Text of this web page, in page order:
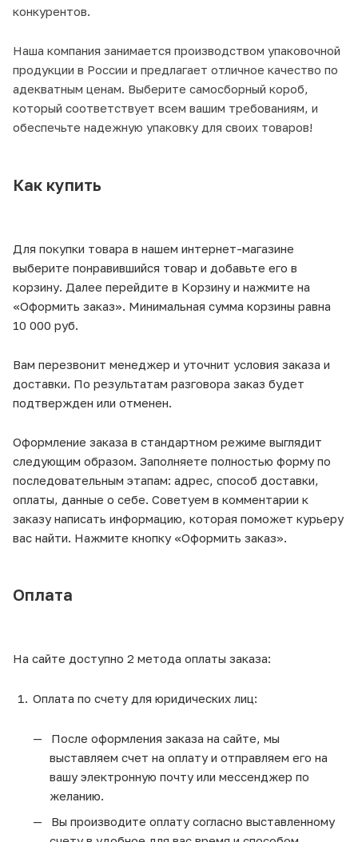
конкурентов.
Наша компания занимается производством упаковочной
продукции в России и предлагает отличное качество по
адекватным ценам. Выберите самосборный короб,
который соответствует всем вашим требованиям, и
обеспечьте надежную упаковку для своих товаров!
Как купить
Для покупки товара в нашем интернет-магазине
выберите понравившийся товар и добавьте его в
корзину. Далее перейдите в Корзину и нажмите на
«Оформить заказ». Минимальная сумма корзины равна
10 000 руб.
Вам перезвонит менеджер и уточнит условия заказа и
доставки. По результатам разговора заказ будет
подтвержден или отменен.
Оформление заказа в стандартном режиме выглядит
следующим образом. Заполняете полностью форму по
последовательным этапам: адрес, способ доставки,
оплаты, данные о себе. Советуем в комментарии к
заказу написать информацию, которая поможет курьеру
вас найти. Нажмите кнопку «Оформить заказ».
Оплата
На сайте доступно 2 метода оплаты заказа:
Оплата по счету для юридических лиц:
После оформления заказа на сайте, мы
выставляем счет на оплату и отправляем его на
вашу электронную почту или мессенджер по
желанию.
Вы производите оплату согласно выставленному